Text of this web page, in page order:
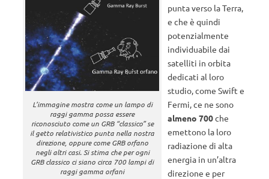
L’immagine mostra come un lampo di
raggi gamma possa essere
riconosciuto come un GRB “classico” se
il getto relativistico punta nella nostra
direzione, oppure come GRB orfano
negli altri casi. Si stima che per ogni
GRB classico ci siano circa 700 lampi di
raggi gamma orfani
punta verso la Terra,
e che è quindi
potenzialmente
individuabile dai
satelliti in orbita
dedicati al loro
studio, come Swift e
Fermi, ce ne sono
almeno 700che
emettono la loro
radiazione di alta
energia in un’altra
direzione e per